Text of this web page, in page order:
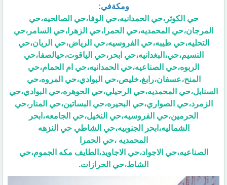
ومكةفي:
حي الكوثر،حي الحمدانيه،حي الوفا،حي الصالحيه،حي
المرجان،حي المحمديه،حي الحمرا،حي الزهرا،حي السامر،حي
التحليه،حي طيبه،حي الفروسيه،حي الرياض،حي الريان،حي
النسيم،حي،البغدانيه،حي ابحر،حي الياقوت،حيالصفا،حي
الربوه،حي الصناعيه،حي الحمدانيه،حي ام الحمام،حي
المنح،عسفان،رابغ،خليص،حي البوادي،حي المروه،حي
السنابل،حي المحمديه،حي الرحيلي،حي الحوهره،حي البوادي،حي
الزمرد،حي الصواري،حي البحيره،حي البساتين،حي المنار،حي
الحرمين،حي الفروسيه،حي النخيل،حي الجامعه،ابحر
الشماليه،ابحر الجنوبيه،حي الشاطي حي النزهه
المحمديه ،حي الحمرا
الصناعيه،حي الاجواد،حي الاجاويد،الطايف مكه الجموم،حي
الشاط،حي الحرازات.